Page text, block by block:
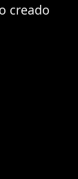
creado